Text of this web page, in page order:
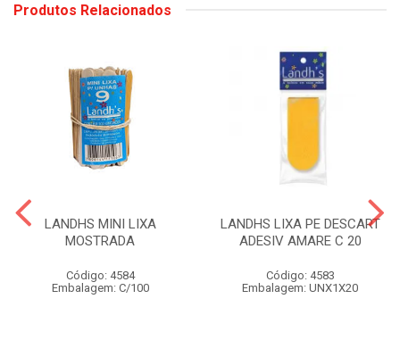
Produtos Relacionados
LANDHS MINI LIXA
MOSTRADA
Código: 4584
Embalagem: C/100
LANDHS LIXA PE DESCART
ADESIV AMARE C 20
Código: 4583
Embalagem: UNX1X20